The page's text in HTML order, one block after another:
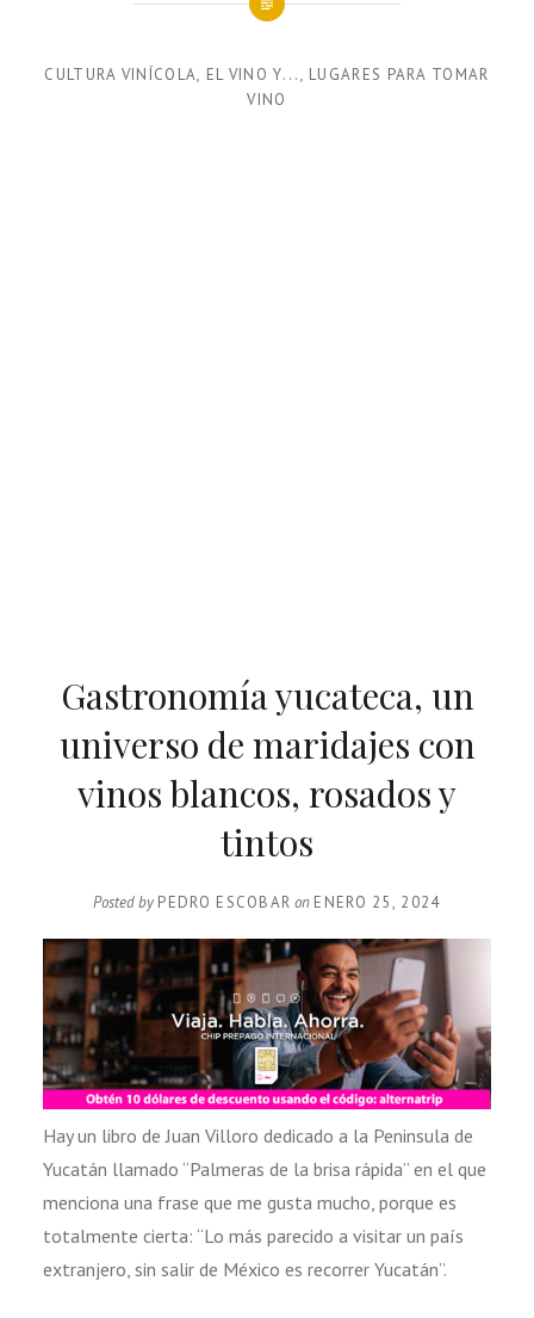
CULTURA VINÍCOLA, EL VINO Y..., LUGARES PARA TOMAR
VINO
Gastronomía yucateca, un
universo de maridajes con
vinos blancos, rosados y
tintos
Posted by PEDRO ESCOBAR on ENERO 25, 2024
Hay un libro de Juan Villoro dedicado a la Peninsula de
Yucatán llamado “Palmeras de la brisa rápida” en el que
menciona una frase que me gusta mucho, porque es
totalmente cierta: “Lo más parecido a visitar un país
extranjero, sin salir de México es recorrer Yucatán”.